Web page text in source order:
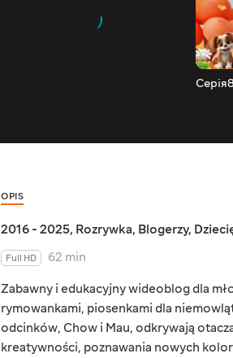
OPIS
2016 - 2025, Rozrywka, Blogerzy,
Full HD
62 min
Zabawny i edukacyjny wideoblog dla
rymowankami, piosenkami dla
odcinków, Chow i Mau, odkrywają
kreatywności, poznawania nowych